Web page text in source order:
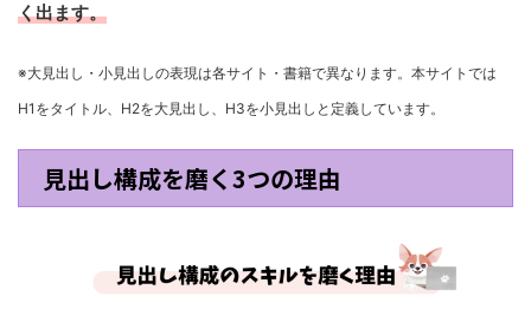
く出ます。
※大見出し・小見出しの表現は各サイト ・ 書籍で異なります。本サイトでは
H1をタイトル、H2を大見出し、H3を小見出しと定義しています。
見出し構成を磨く3つの理由